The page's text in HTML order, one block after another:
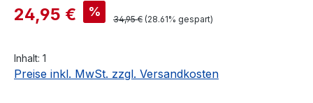
Verkaufspreis:
24,95 € % Regulärer Preis:
34,95 € (28.61% gespart)
Inhalt: 1
Preise inkl. MwSt. zzgl. Versandkosten